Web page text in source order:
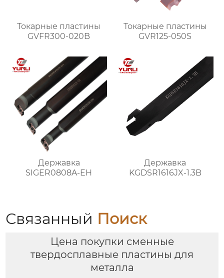
Токарные пластины
GVFR300-020B
Токарные пластины
GVR125-050S
Державка
SIGER0808A-EH
Державка
KGDSR1616JX-1.3B
Связанный Поиск
Цена покупки сменные
твердосплавные пластины для
металла